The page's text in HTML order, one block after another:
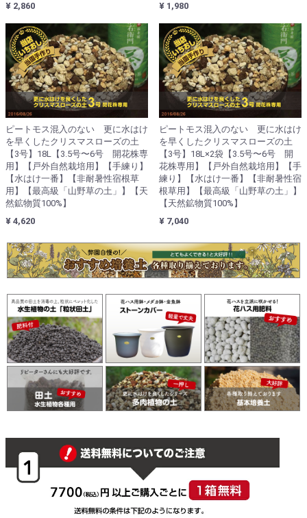
¥ 2,860
¥ 1,980
ピートモス混入のない 更に水はけ
を早くしたクリスマスローズの土
【3号】18L【3.5号〜6号 開花株専
用】【戸外自然栽培用】【手練り】
【水はけ一番】【非耐暑性宿根草
用】【最高級「山野草の土」】【天
然鉱物質100%】
¥ 4,620
ピートモス混入のない 更に水はけ
を早くしたクリスマスローズの土
【3号】18L×2袋【3.5号〜6号 開
花株専用】【戸外自然栽培用】【手
練り】【水はけ一番】【非耐暑性宿
根草用】【最高級「山野草の土」】
【天然鉱物質100%】
¥ 7,040